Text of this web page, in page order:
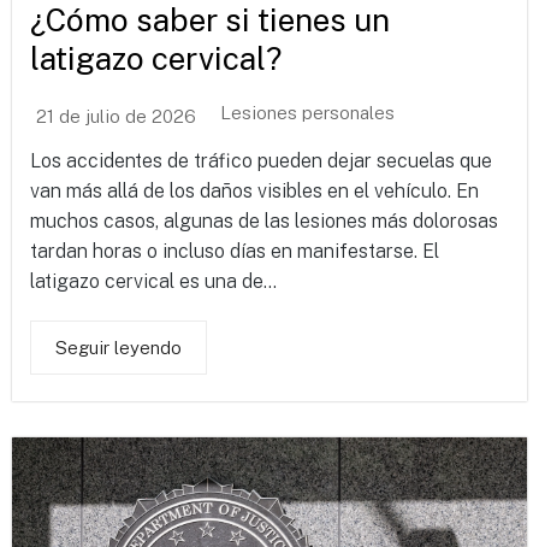
¿Cómo saber si tienes un
latigazo cervical?
21 de julio de 2026 Lesiones personales
Los accidentes de tráfico pueden dejar secuelas que
van más allá de los daños visibles en el vehículo. En
muchos casos, algunas de las lesiones más dolorosas
tardan horas o incluso días en manifestarse. El
latigazo cervical es una de...
Seguir leyendo